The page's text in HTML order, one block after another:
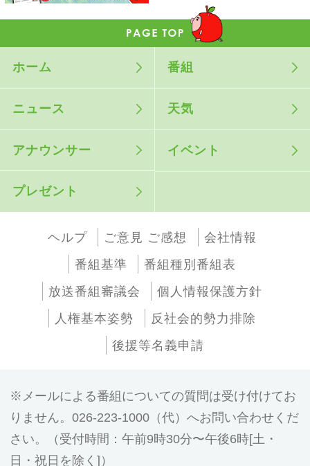
ホーム 番組
ニュース 天気
アナウンサー イベント
プレゼント
ヘルプ ご意見 ご感想
会社情報
番組基準
番組種別番組表
放送番組審議会
個人情報保護方針
人権基本姿勢
反社会的勢力排除
後援等名義申請
メールによる番組についての質問は受け付けてお
りません。026-223-1000（代）へお問い合わせくだ
さい。（受付時間：午前9時30分〜午後6時[土・
日・祝日を除く]）